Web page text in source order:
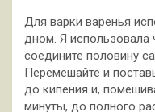
Для варки варенья
дном. Я использовала
соедините половину
Перемешайте и
до кипения и,
минуты, до полного